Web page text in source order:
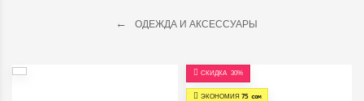
ОДЕЖДА И АКСЕССУАРЫ
СКИДКА 30%
ЭКОНОМИЯ 75 сом